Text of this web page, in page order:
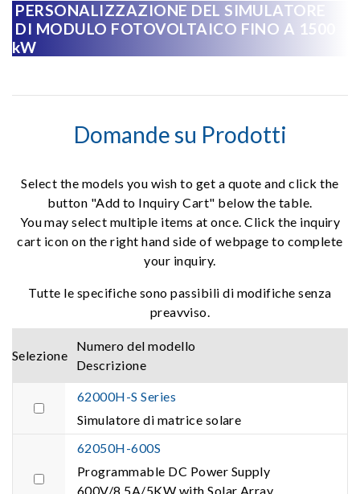
PERSONALIZZAZIONE DEL SIMULATORE
DI MODULO FOTOVOLTAICO FINO A 1500
kW
Domande su Prodotti
Select the models you wish to get a quote and click the
button "Add to Inquiry Cart" below the table.
You may select multiple items at once. Click the inquiry
cart icon on the right hand side of webpage to complete
your inquiry.
Tutte le specifiche sono passibili di modifiche senza
preavviso.
Selezione
Numero del modello
Descrizione
62000H-S Series
Simulatore di matrice solare
62050H-600S
Programmable DC Power Supply
600V/8.5A/5KW with Solar Array